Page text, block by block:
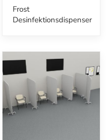
Frost
Desinfektionsdispenser